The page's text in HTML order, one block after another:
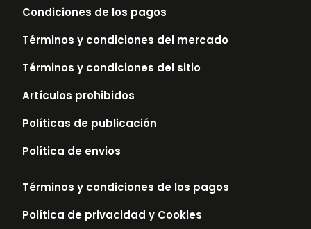
Condiciones de los pagos
Términos y condiciones del mercado
Términos y condiciones del sitio
Artículos prohibidos
Políticas de publicación
Política de envios
Términos y condiciones de los pagos
Política de privacidad y Cookies